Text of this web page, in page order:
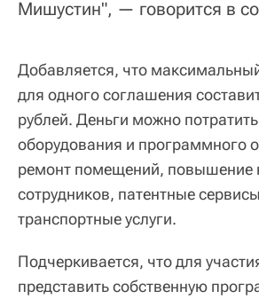
Мишустин", — говорится в
Добавляется, что
для одного соглашения
рублей. Деньги можно
оборудования и программного
ремонт помещений, повышение
сотрудников, патентные
транспортные услуги.
Подчеркивается, что для
представить собственную